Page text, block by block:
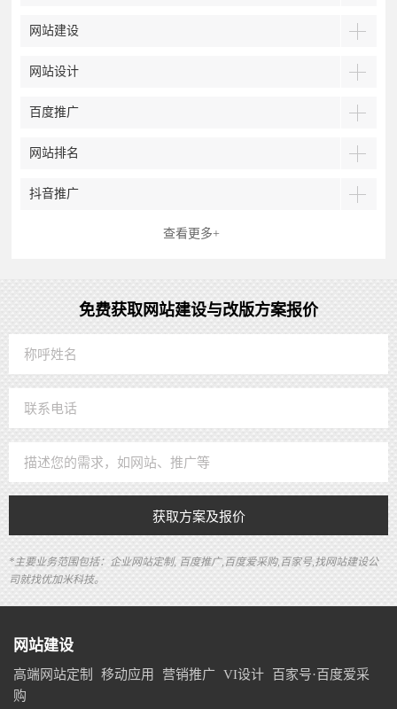
网站建设
网站设计
百度推广
网站排名
抖音推广
查看更多+
免费获取网站建设与改版方案报价
获取方案及报价
*主要业务范围包括：企业网站定制, 百度推广,百度爱采购,百家号,找网站建设公
司就找优加米科技。
网站建设
高端网站定制 移动应用 营销推广 VI设计
百家号·百度爱采
购